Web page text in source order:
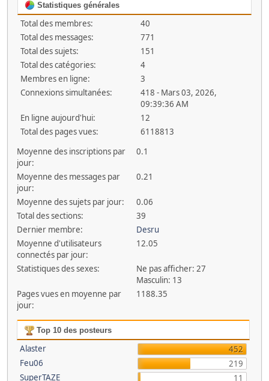
Statistiques générales
Total des membres:
40
Total des messages:
771
Total des sujets:
151
Total des catégories:
4
Membres en ligne:
3
Connexions simultanées:
418 - Mars 03, 2026,
09:39:36 AM
En ligne aujourd'hui:
12
Total des pages vues:
6118813
Moyenne des inscriptions par
jour:
0.1
Moyenne des messages par
jour:
0.21
Moyenne des sujets par jour:
0.06
Total des sections:
39
Dernier membre:
Desru
Moyenne d'utilisateurs
connectés par jour:
12.05
Statistiques des sexes:
Ne pas afficher: 27
Masculin: 13
Pages vues en moyenne par
jour:
1188.35
Top 10 des posteurs
Alaster
452
Feu06
219
SuperTAZE
11